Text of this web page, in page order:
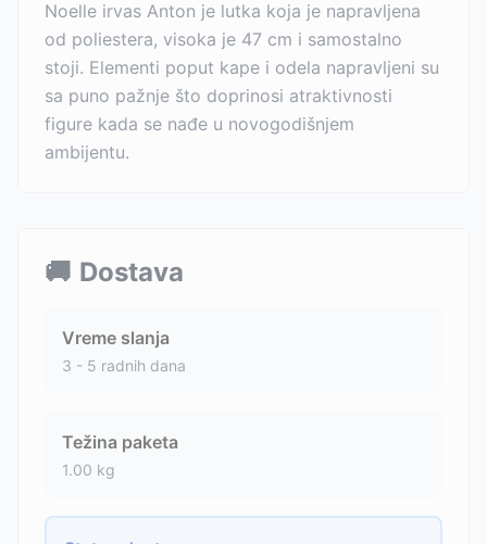
Noelle irvas Anton je lutka koja je napravljena
od poliestera, visoka je 47 cm i samostalno
stoji. Elementi poput kape i odela napravljeni su
sa puno pažnje što doprinosi atraktivnosti
figure kada se nađe u novogodišnjem
ambijentu.
🚚 Dostava
Vreme slanja
3 - 5 radnih dana
Težina paketa
1.00 kg